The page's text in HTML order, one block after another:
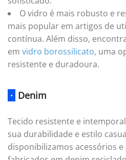
O vidro é mais robusto e
mais popular em artigos de
contínua. Além disso,
em vidro borossilicato, uma
resistente e duradoura.
· Denim
Tecido resistente e
sua durabilidade e estilo
disponibilizamos acessórios